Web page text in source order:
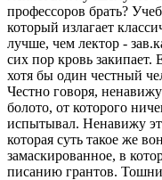
профессоров брать?
который излагает
лучше, чем лектор -
сих пор кровь
хотя бы один честный
Честно говоря, ненавижу
болото, от которого
испытывал. Ненавижу
которая суть такое же
замаскированное, в
писанию грантов.